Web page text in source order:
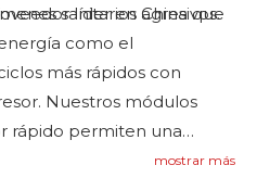
sanitarios agresivos.
líder en China que
como el
más rápidos con
Nuestros módulos
rápido permiten una
mostrar más